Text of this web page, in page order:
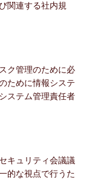
関連する社内規
ク管理のために必
ために情報システ
ステム管理責任者
キュリティ会議議
的な視点で行うた